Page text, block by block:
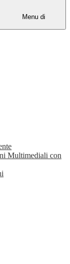
Menu di
Multimediali con